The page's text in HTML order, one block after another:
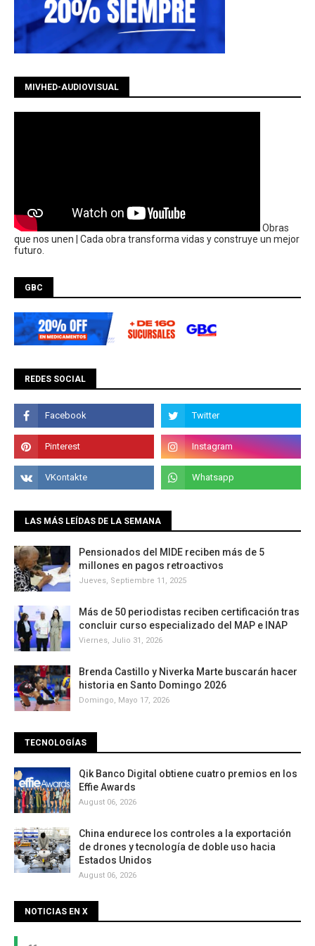
MIVHED-AUDIOVISUAL
Obras
que nos unen | Cada obra transforma vidas y construye un mejor
futuro.
GBC
REDES SOCIAL
LAS MÁS LEÍDAS DE LA SEMANA
Pensionados del MIDE reciben más de 5
millones en pagos retroactivos
Jueves, Septiembre 11, 2025
Más de 50 periodistas reciben certificación tras
concluir curso especializado del MAP e INAP
Viernes, Julio 31, 2026
Brenda Castillo y Niverka Marte buscarán hacer
historia en Santo Domingo 2026
Domingo, Mayo 17, 2026
TECNOLOGÍAS
Qik Banco Digital obtiene cuatro premios en los
Effie Awards
August 06, 2026
China endurece los controles a la exportación
de drones y tecnología de doble uso hacia
Estados Unidos
August 06, 2026
NOTICIAS EN X